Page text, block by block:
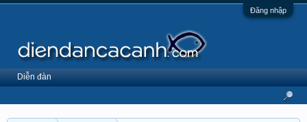
Đăng nhập
Diễn đàn